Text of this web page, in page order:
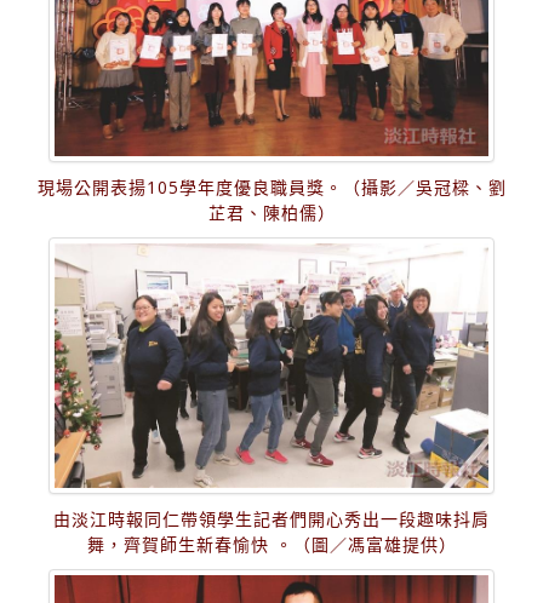
現場公開表揚105學年度優良職員獎。（攝影／吳冠樑、劉
芷君、陳柏儒）
由淡江時報同仁帶領學生記者們開心秀出一段趣味抖肩
舞，齊賀師生新春愉快 。（圖／馮富雄提供）